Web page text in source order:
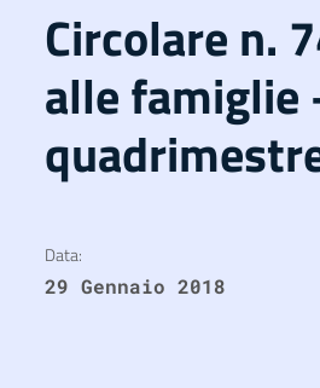
Circolare n.
alle famiglie
Data:
29 Gennaio 2018